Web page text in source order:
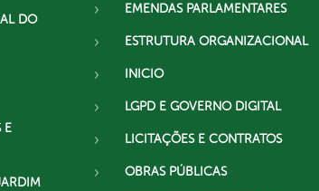
DO
E
EMENDAS PARLAMENTARES
ESTRUTURA ORGANIZACIONAL
INICIO
LGPD E GOVERNO DIGITAL
LICITAÇÕES E CONTRATOS
OBRAS PÚBLICAS